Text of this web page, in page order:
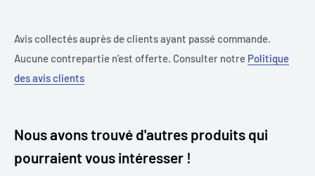
Avis collectés auprès de clients ayant passé commande.
Aucune contrepartie n’est offerte. Consulter notre Politique
des avis clients
Nous avons trouvé d'autres produits qui
pourraient vous intéresser !